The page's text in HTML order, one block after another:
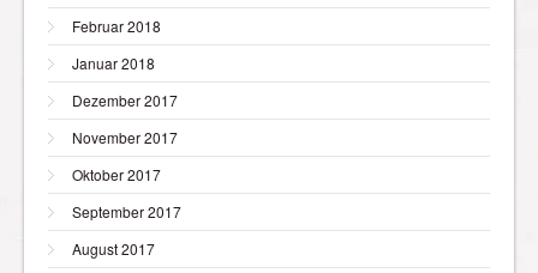
Februar 2018
Januar 2018
Dezember 2017
November 2017
Oktober 2017
September 2017
August 2017